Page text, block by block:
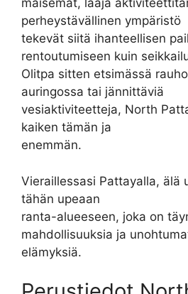
maisemat, laaja
perheystävällinen ympäristö
tekevät siitä ihanteellisen
rentoutumiseen kuin
Olitpa sitten etsimässä
auringossa tai jännittäviä
vesiaktiviteetteja, North
kaiken tämän ja
enemmän.
Vieraillessasi Pattayalla, älä
tähän upeaan
ranta-alueeseen, joka on
mahdollisuuksia ja
elämyksiä.